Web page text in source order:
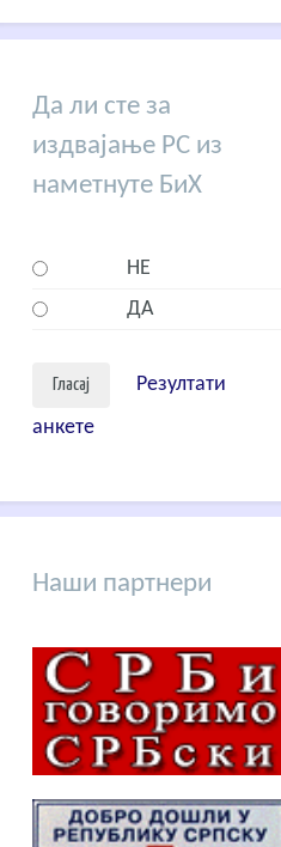
Да ли сте за
издвајање РС из
наметнуте БиХ
НЕ
ДА
Резултати
анкете
Наши партнери